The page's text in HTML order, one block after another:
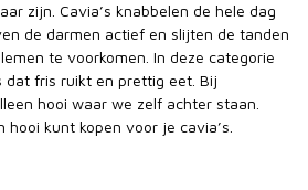
zijn. Cavia’s knabbelen de hele dag
de darmen actief en slijten de tanden
te voorkomen. In deze categorie
dat fris ruikt en prettig eet. Bij
hooi waar we zelf achter staan.
kunt kopen voor je cavia’s.